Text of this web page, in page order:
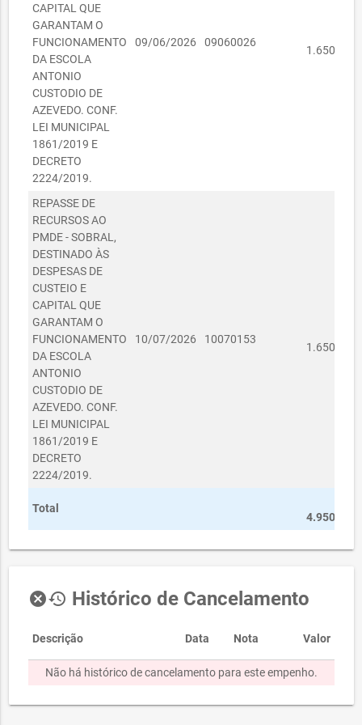
CAPITAL QUE
GARANTAM O
FUNCIONAMENTO
DA ESCOLA
ANTONIO
CUSTODIO DE
AZEVEDO. CONF.
LEI MUNICIPAL
1861/2019 E
DECRETO
2224/2019.
09/06/2026 09060026
1.650,00
REPASSE DE
RECURSOS AO
PMDE - SOBRAL,
DESTINADO ÀS
DESPESAS DE
CUSTEIO E
CAPITAL QUE
GARANTAM O
FUNCIONAMENTO
DA ESCOLA
ANTONIO
CUSTODIO DE
AZEVEDO. CONF.
LEI MUNICIPAL
1861/2019 E
DECRETO
2224/2019.
10/07/2026 10070153
1.650,00
Total
4.950,00
cancelhistory Histórico de Cancelamento
Descrição Data Nota Valor
Não há histórico de cancelamento para este empenho.